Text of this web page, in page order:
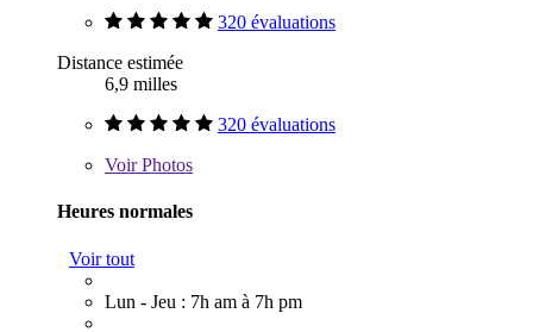
320 évaluations
Distance estimée
6,9 milles
320 évaluations
VoirPhotos
Heures normales
Voir tout
Lun - Jeu : 7h am à 7h pm